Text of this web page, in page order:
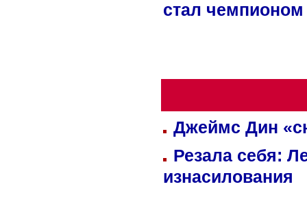
стал
Джеймс Дин
Резала себя:
изнасилования